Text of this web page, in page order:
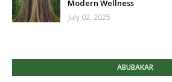
Modern Wellness
July 02, 2025
ABUBAKAR